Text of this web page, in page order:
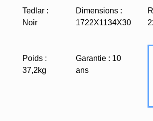
Tedlar :
Noir
Dimensions :
1722X1134X30
Poids :
37,2kg
Garantie : 10
ans